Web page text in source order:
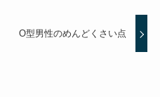
O型男性のめんどくさい点